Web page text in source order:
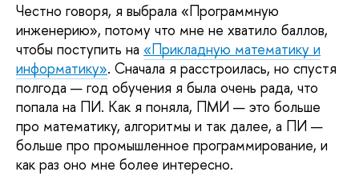
Честно говоря, я выбрала «Программную
инженерию», потому что мне не хватило баллов,
чтобы поступить на «Прикладную математику и
информатику». Сначала я расстроилась, но спустя
полгода — год обучения я была очень рада, что
попала на ПИ. Как я поняла, ПМИ — это больше
про математику, алгоритмы и так далее, а ПИ —
больше про промышленное программирование, и
как раз оно мне более интересно.